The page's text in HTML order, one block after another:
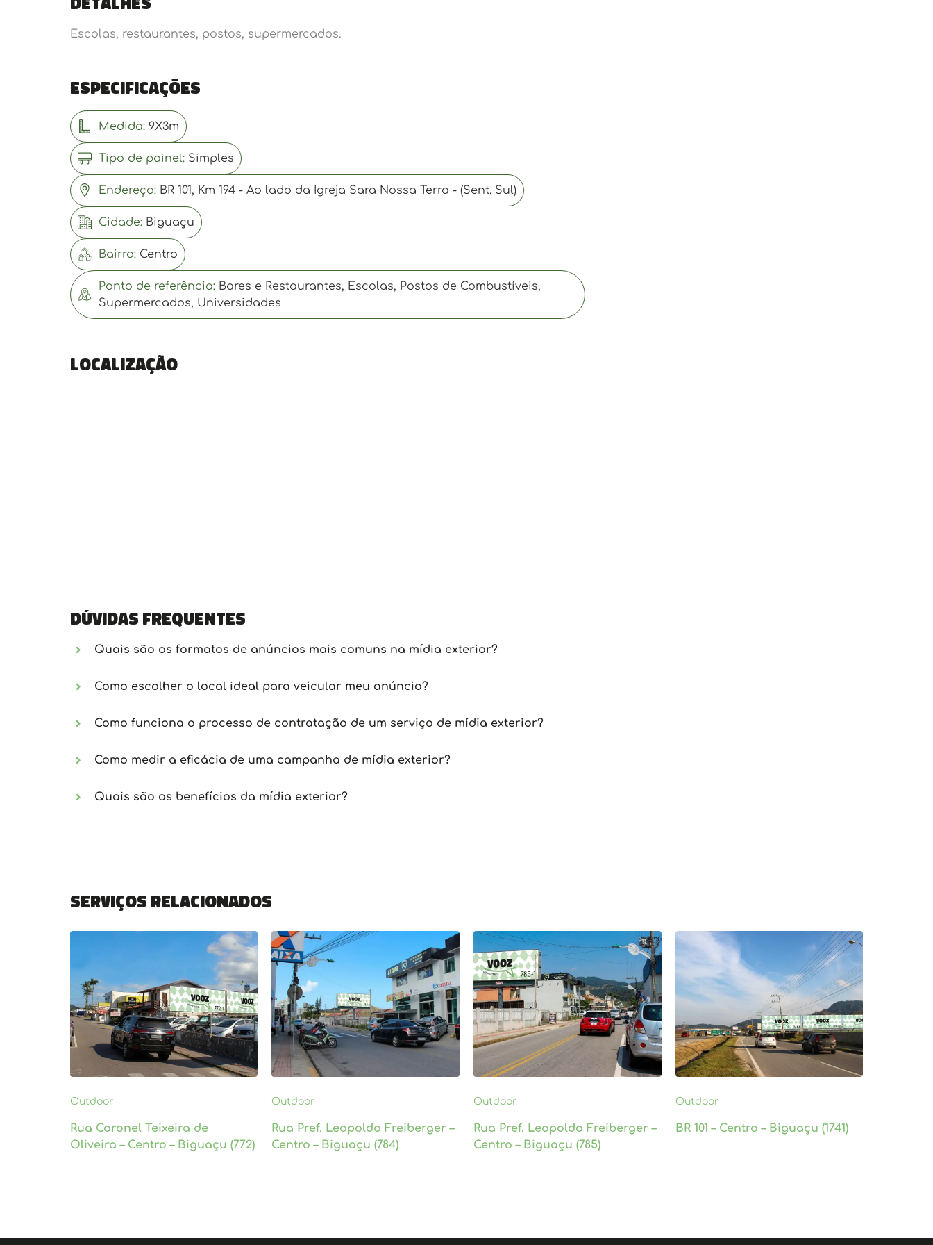
Escolas, restaurantes, postos, supermercados.
Especificações
Medida:9X3m
Tipo de painel:Simples
Endereço:BR 101, Km 194 - Ao lado da Igreja Sara Nossa Terra - (Sent. Sul)
Cidade:Biguaçu
Bairro:Centro
Ponto de referência:Bares e Restaurantes, Escolas, Postos de Combustíveis,
Supermercados, Universidades
Localização
Dúvidas frequentes
Quais são os formatos de anúncios mais comuns na mídia exterior?
Como escolher o local ideal para veicular meu anúncio?
Como funciona o processo de contratação de um serviço de mídia exterior?
Como medir a eficácia de uma campanha de mídia exterior?
Quais são os benefícios da mídia exterior?
Serviços relacionados
Outdoor
Rua Coronel Teixeira de
Oliveira – Centro – Biguaçu (772)
Outdoor
Rua Pref. Leopoldo Freiberger –
Centro – Biguaçu (784)
Outdoor
Rua Pref. Leopoldo Freiberger –
Centro – Biguaçu (785)
Outdoor
BR 101 – Centro – Biguaçu (1741)